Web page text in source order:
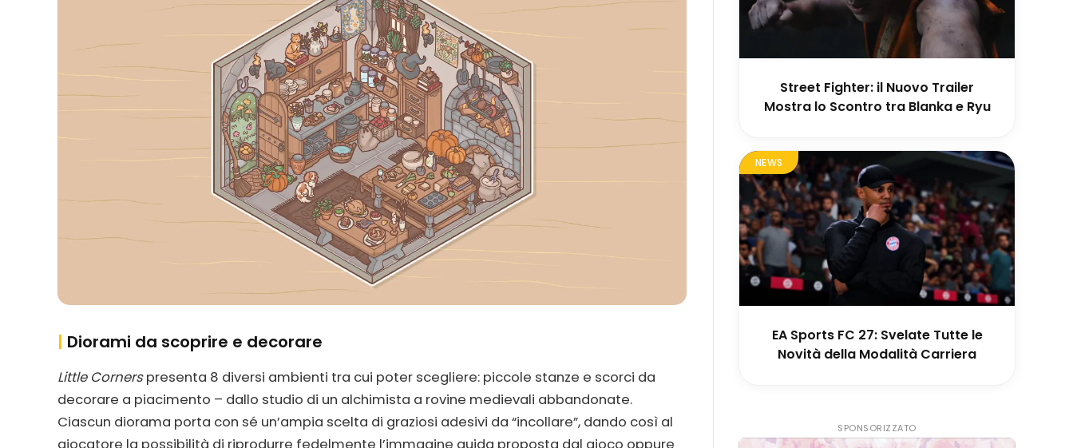
| Diorami da scoprire e decorare
Little Cornerspresenta 8 diversi ambienti tra cui poter scegliere: piccole stanze e scorci da
decorare a piacimento – dallo studio di un alchimista a rovine medievali abbandonate.
Ciascun diorama porta con sé un’ampia scelta di graziosi adesivi da “incollare”, dando così al
giocatore la possibilità di riprodurre fedelmente l’immagine guida proposta dal gioco oppure
Street Fighter: il Nuovo Trailer
Mostra lo Scontro tra Blanka e Ryu
NEWS
EA Sports FC 27: Svelate Tutte le
Novità della Modalità Carriera
SPONSORIZZATO